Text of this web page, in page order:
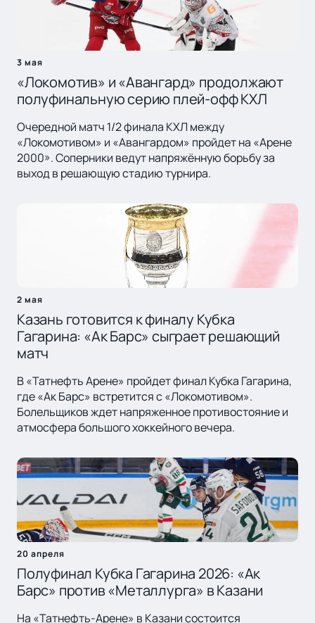
3 мая
«Локомотив» и «Авангард» продолжают
полуфинальную серию плей-офф КХЛ
Очередной матч 1/2 финала КХЛ между
«Локомотивом» и «Авангардом» пройдет на «Арене
2000». Соперники ведут напряжённую борьбу за
выход в решающую стадию турнира.
2 мая
Казань готовится к финалу Кубка
Гагарина: «Ак Барс» сыграет решающий
матч
В «Татнефть Арене» пройдет финал Кубка Гагарина,
где «Ак Барс» встретится с «Локомотивом».
Болельщиков ждет напряженное противостояние и
атмосфера большого хоккейного вечера.
20 апреля
Полуфинал Кубка Гагарина 2026: «Ак
Барс» против «Металлурга» в Казани
На «Татнефть-Арене» в Казани состоится